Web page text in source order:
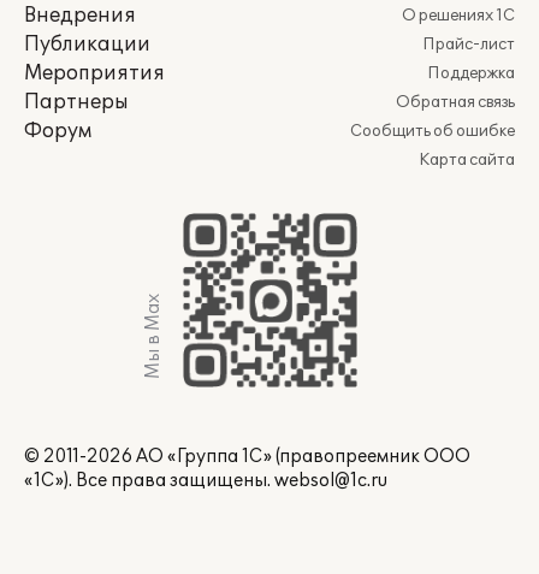
Внедрения
Публикации
Мероприятия
Партнеры
Форум
О решениях 1С
Прайс-лист
Поддержка
Обратная связь
Сообщить об ошибке
Карта сайта
Мы в Max
© 2011-2026 АО «Группа 1С» (правопреемник ООО
«1С»). Все права защищены. websol@1c.ru